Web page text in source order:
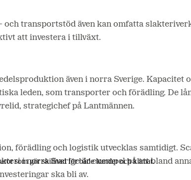
som gör skillnad för både kunder och klimat.
transportstöd även kan omfatta
att investera i tillväxt.
även i norra Sverige. Kapacitet
leden, som transporter och förädling. De
strategichef på Lantmännen.
förädling och logistik utvecklas samtidigt.
i norra Sverige är exempel på att bland
ska bli av.